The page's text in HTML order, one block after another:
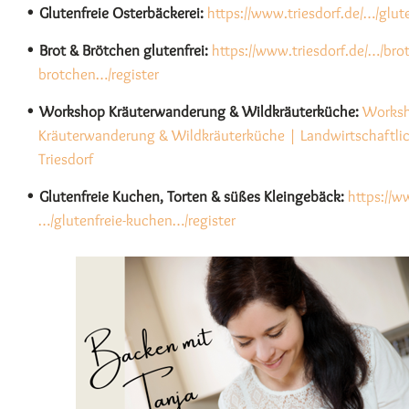
Glutenfreie Osterbäckerei: https://www.triesdorf.de/…/
Brot & Brötchen glutenfrei: https://www.triesdorf.de/…/
brotchen…/register
Workshop Kräuterwanderung & Wildkräuterküche:
Kräuterwanderung & Wildkräuterküche |
Triesdorf
Glutenfreie Kuchen, Torten & süßes Kleingebäck: https://
…/glutenfreie-kuchen…/register